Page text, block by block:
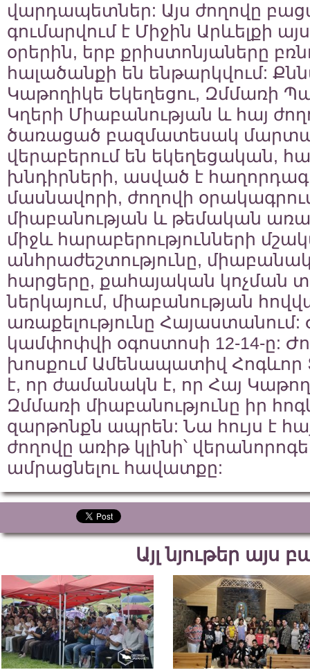
վարդապետներ: Այս ժողովը
գումարվում է Միջին Արևելքի
օրերին, երբ քրիստոնյաները
հալածանքի են ենթարկվում:
Կաթողիկե Եկեղեցու, Զմմառի
Կղերի Միաբանության և հայ
ծառացած բազմատեսակ
վերաբերում են եկեղեցական,
խնդիրների, ասված է
մասնավորի, ժողովի
միաբանության և թեմական
միջև հարաբերությունների
անհրաժեշտությունը,
հարցերը, քահայական կոչման
ներկայում, միաբանության
առաքելությունը
կամփոփվի օգոստոսի 12-14-ը:
խոսքում Ամենապատիվ Հոգևոր
է, որ ժամանակն է, որ Հայ
Զմմառի միաբանությունը իր
զարթոնքն ապրեն: Նա հույս է
ժողովը առիթ կլինի՝
ամրացնելու հավատքը:
Այլ նյութեր այս